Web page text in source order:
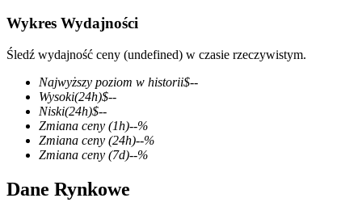
Kontrakty terminowe COIN-M
Kontrakty terminowe na kryptowaluty
TradFi
Instrumenty pochodne na akcje, forex, metale szlachetne i
towary
Wykres Wydajności
Śledź wydajność ceny (undefined) w czasie rzeczywistym.
Najwyższy poziom w historii$--
Wysoki(24h)$--
Niski(24h)$--
Zmiana ceny (1h)--%
Zmiana ceny (24h)--%
Zmiana ceny (7d)--%
Dane Rynkowe